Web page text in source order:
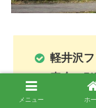
軽井沢
奏会＜5/
メニュー ホ